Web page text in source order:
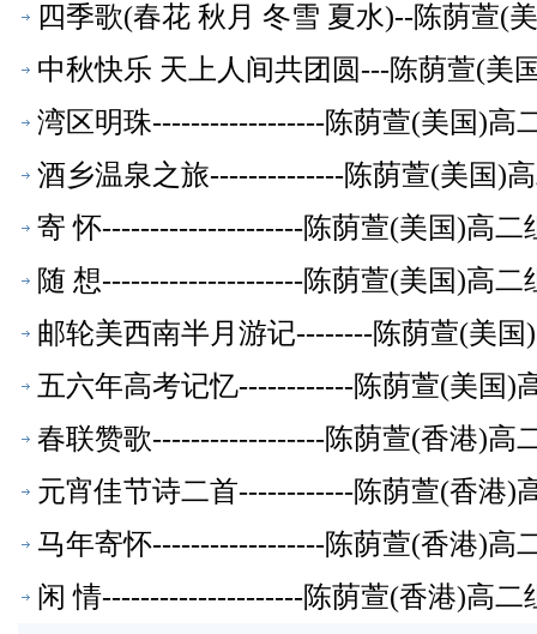
四季歌(春花 秋月 冬雪 夏水)--陈荫萱(
中秋快乐 天上人间共团圆---陈荫萱(美
湾区明珠------------------陈荫萱(美国)高
酒乡温泉之旅--------------陈荫萱(美国)
寄 怀---------------------陈荫萱(美国)高二
随 想---------------------陈荫萱(美国)高二
邮轮美西南半月游记--------陈荫萱(美
五六年高考记忆------------陈荫萱(美国)
春联赞歌------------------陈荫萱(香港)高
元宵佳节诗二首------------陈荫萱(香港)
马年寄怀------------------陈荫萱(香港)高
闲 情---------------------陈荫萱(香港)高二